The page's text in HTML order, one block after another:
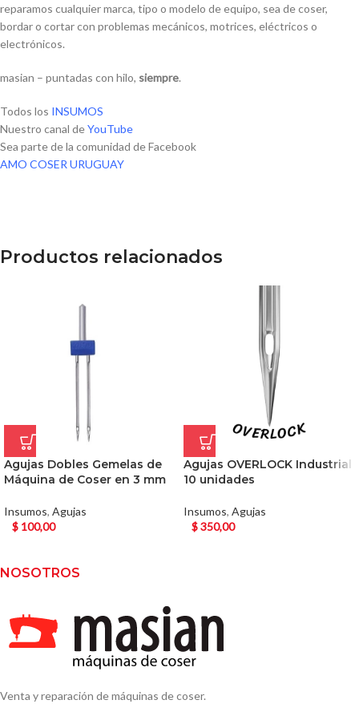
reparamos cualquier marca, tipo o modelo de equipo, sea de coser,
bordar o cortar con problemas mecánicos, motrices, eléctricos o
electrónicos.
masian – puntadas con hilo, siempre.
Todos los INSUMOS
Nuestro canal deYouTube
Sea parte de la comunidad de Facebook
AMO COSER URUGUAY
Productos relacionados
Agujas Dobles Gemelas de
Máquina de Coser en 3 mm
Insumos, Agujas
$ 100,00
Agujas OVERLOCK Industrial
10 unidades
Insumos, Agujas
$350,00
NOSOTROS
Venta y reparación de máquinas de coser.